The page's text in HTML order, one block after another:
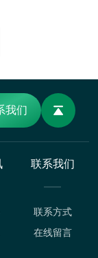
供理论支撑。
设备釜体分为内
恒定低温环境，
仪、层析柱完成
辑，帮助研发人
掌握设备底层技
我们
联系我们
联系方式
在线留言